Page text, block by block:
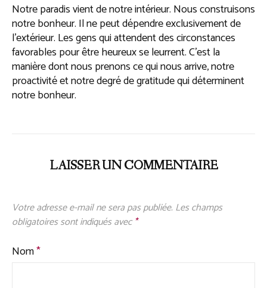
Notre paradis vient de notre intérieur. Nous construisons
notre bonheur. Il ne peut dépendre exclusivement de
l’extérieur. Les gens qui attendent des circonstances
favorables pour être heureux se leurrent. C’est la
manière dont nous prenons ce qui nous arrive, notre
proactivité et notre degré de gratitude qui déterminent
notre bonheur.
LAISSER UN COMMENTAIRE
Votre adresse e-mail ne sera pas publiée. Les champs
obligatoires sont indiqués avec*
Nom*